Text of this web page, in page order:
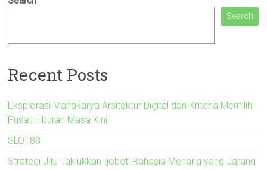
Search
Recent Posts
Eksplorasi Mahakarya Arsitektur Digital dan Kriteria Memilih
Pusat Hiburan Masa Kini
SLOT88
Strategi Jitu Taklukkan Ijobet: Rahasia Menang yang Jarang